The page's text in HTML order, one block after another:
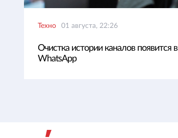
Техно 01 августа, 22:26
Очистка истории каналов появится в
WhatsApp